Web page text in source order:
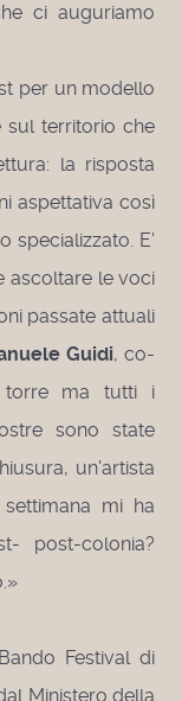
ci auguriamo
per un modello
sul territorio che
la risposta
aspettativa così
specializzato. E'
ascoltare le voci
passate attuali
Guidi, co-
torre ma tutti i
sono state
un'artista
mi ha
post-colonia?
Festival di
Ministero della